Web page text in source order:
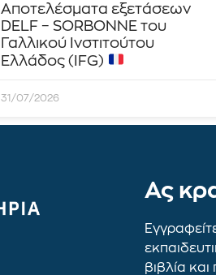
Αποτελέσματα εξετάσεων
DELF – SORBONNE του
Γαλλικού Ινστιτούτου
Ελλάδος (IFG)
31/07/2026
Ας
βιβλία